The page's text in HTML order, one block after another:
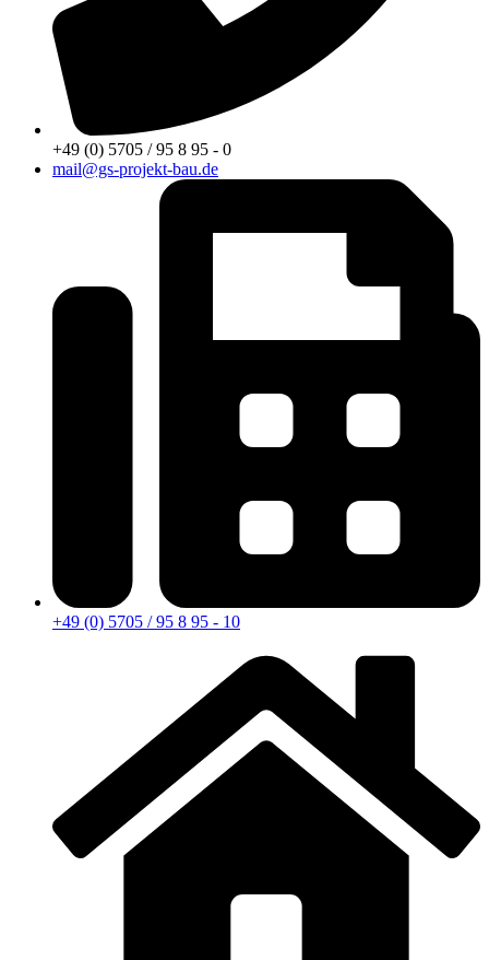
+49 (0) 5705 / 95 8 95 - 0
mail@gs-projekt-bau.de
+49 (0) 5705 / 95 8 95 - 10